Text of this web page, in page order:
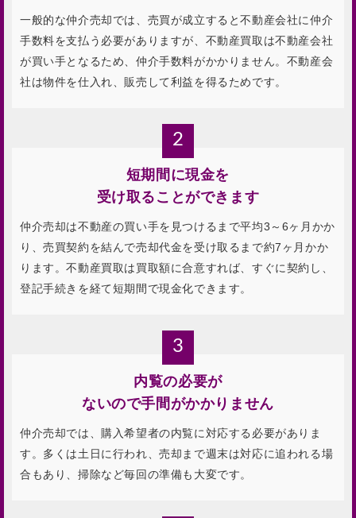
一般的な仲介売却では、売買が成立すると不動産会社に仲介
手数料を支払う必要がありますが、不動産買取は不動産会社
が買い手となるため、仲介手数料がかかりません。不動産会
社は物件を仕入れ、販売して利益を得るためです。
2
短期間に現金を
受け取ることができます
仲介売却は不動産の買い手を見つけるまで平均3～6ヶ月かか
り、売買契約を結んで売却代金を受け取るまで約7ヶ月かか
ります。不動産買取は買取額に合意すれば、すぐに契約し、
登記手続きを経て短期間で現金化できます。
3
内覧の必要が
ないので手間がかかりません
仲介売却では、購入希望者の内覧に対応する必要がありま
す。多くは土日に行われ、売却まで週末は対応に追われる場
合もあり、掃除など毎回の準備も大変です。